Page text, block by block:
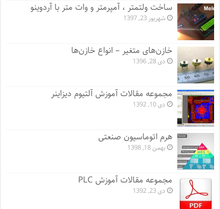
ساخت ولتمتر ، آمپرمتر و وات متر با آردوینو
شهریور 23, 1397
خازن‌های متغیر – انواع خازن‌ها
دی 28, 1396
مجموعه مقالات آموزش آلتیوم دیزاینر
دی 10, 1392
هرم اتوماسیون صنعتی
بهمن 18, 1398
مجموعه مقالات آموزش PLC
دی 23, 1392